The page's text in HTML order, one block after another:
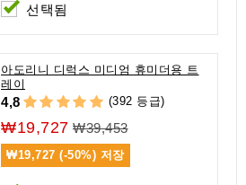
선택됨
아도리니 디럭스 미디엄 휴미더용 트
레이
4,8 (392 등급)
₩19,727 ₩39,453
₩19,727 (-50%) 저장